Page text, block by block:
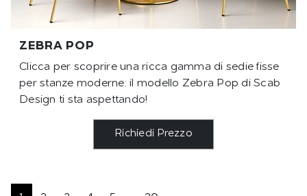
ZEBRA POP
Clicca per scoprire una ricca gamma di sedie fisse
per stanze moderne: il modello Zebra Pop di Scab
Design ti sta aspettando!
Richiedi Prezzo